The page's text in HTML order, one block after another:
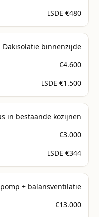
ISDE €480
Dakisolatie binnenzijde
€4.600
ISDE €1.500
in bestaande kozijnen
€3.000
ISDE €344
+ balansventilatie
€13.000